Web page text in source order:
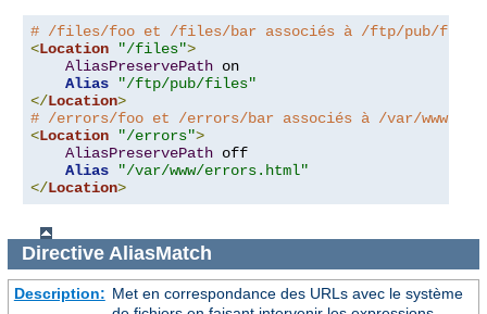
# /files/foo et /files/bar associés à /ftp/pub/
<Location "/files">
AliasPreservePath on
Alias
"/ftp/pub/files"
</Location>
# /errors/foo et /errors/bar associés à /var/www/
<Location "/errors">
AliasPreservePath off
Alias
"/var/www/errors.html"
</Location>
Directive AliasMatch
Description: Met en correspondance des URLs avec le système